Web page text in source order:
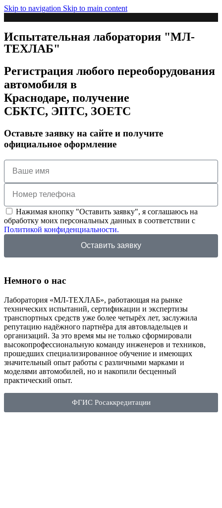
Skip to navigation Skip to main content
Испытательная лаборатория "МЛ-
ТЕХЛАБ"
Регистрация любого переоборудования
автомобиля в
Краснодаре, получение
СБКТС, ЭПТС, ЗОЕТС
Оставьте заявку на сайте и получите
официальное оформление
Нажимая кнопку "Оставить заявку", я соглашаюсь на
обработку моих персональных данных в соответствии с
Политикой конфиденциальности.
Оставить заявку
Немного о нас
Лаборатория «МЛ-ТЕХЛАБ», работающая на рынке
технических испытаний, сертификации и экспертизы
транспортных средств уже более четырёх лет, заслужила
репутацию надёжного партнёра для автовладельцев и
организаций. За это время мы не только сформировали
высокопрофессиональную команду инженеров и техников,
прошедших специализированное обучение и имеющих
значительный опыт работы с различными марками и
моделями автомобилей, но и накопили бесценный
практический опыт.
ФГИС Росаккредитации